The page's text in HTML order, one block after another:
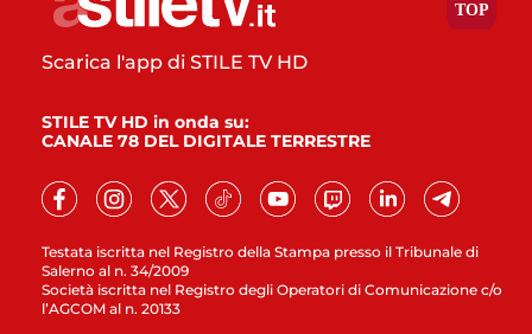
Testata iscritta nel Registro della Stampa presso il Tribunale di
Salerno al n. 34/2009
Società iscritta nel Registro degli Operatori di Comunicazione c/o
l’AGCOM al n. 20133
Scarica l'app di STILE TV HD
STILE TV HD in onda su:
CANALE 78 DEL DIGITALE TERRESTRE